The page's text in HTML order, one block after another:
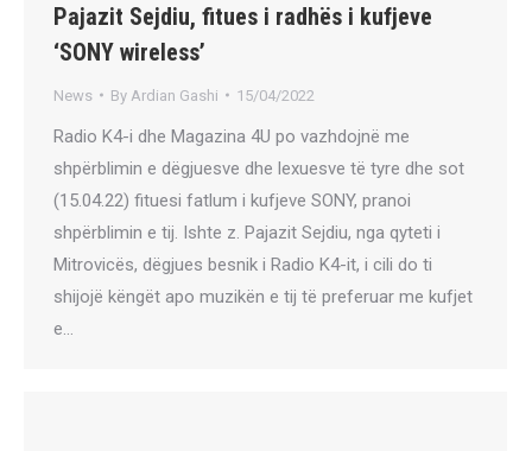
Pajazit Sejdiu, fitues i radhës i kufjeve
‘SONY wireless’
News By Ardian Gashi 15/04/2022
Radio K4-i dhe Magazina 4U po vazhdojnë me
shpërblimin e dëgjuesve dhe lexuesve të tyre dhe sot
(15.04.22) fituesi fatlum i kufjeve SONY, pranoi
shpërblimin e tij. Ishte z. Pajazit Sejdiu, nga qyteti i
Mitrovicës, dëgjues besnik i Radio K4-it, i cili do ti
shijojë këngët apo muzikën e tij të preferuar me kufjet
e…